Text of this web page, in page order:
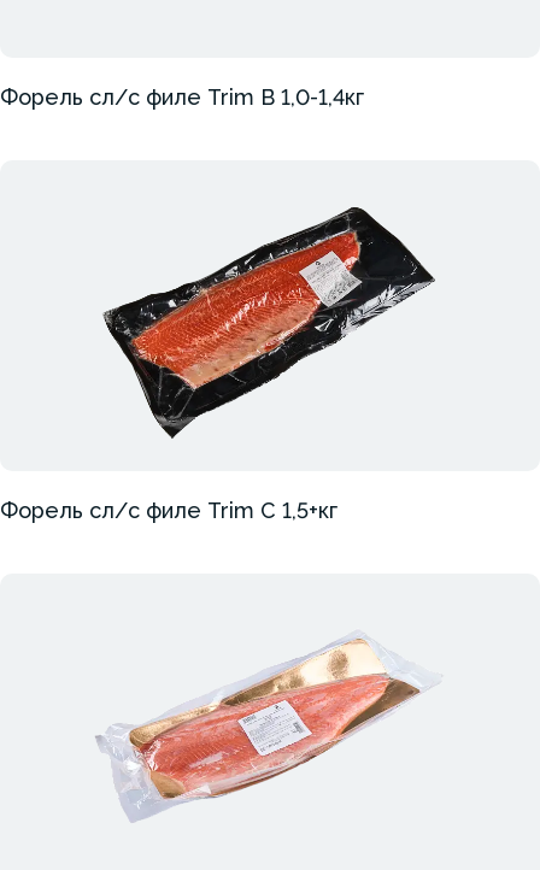
Форель сл/с филе Trim B 1,0-1,4кг
Форель сл/с филе Trim C 1,5+кг